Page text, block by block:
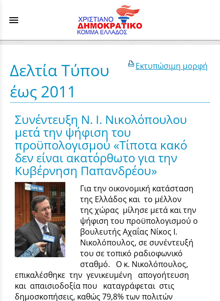
menu
Εκτυπώσιμη μορφή
Δελτία Τύπου
έως 2011
Συνέντευξη Ν. Ι. Νικολόπουλου
μετά την ψήφιση του
προϋπολογισμού «Τίποτα κακό
δεν είναι ακατόρθωτο για την
Κυβέρνηση Παπανδρέου»
Για την οικονομική κατάσταση
της Ελλάδος και το μέλλον
της χώρας μίλησε μετά και την
ψήφιση του προϋπολογισμού ο
βουλευτής Αχαΐας Νίκος Ι.
Νικολόπουλος, σε συνέντευξή
του σε τοπικό ραδιοφωνικό
σταθμό. Ο κ. Νικολόπουλος,
επικαλέσθηκε την γενικευμένη απογοήτευση
και απαισιοδοξία που καταγράφεται στις
δημοσκοπήσεις, καθώς 79,8% των πολιτών